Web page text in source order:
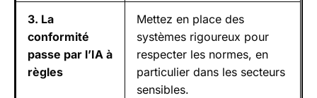
3. La
conformité
passe par l’IA à
règles
Mettez en place des
systèmes rigoureux pour
respecter les normes, en
particulier dans les secteurs
sensibles.